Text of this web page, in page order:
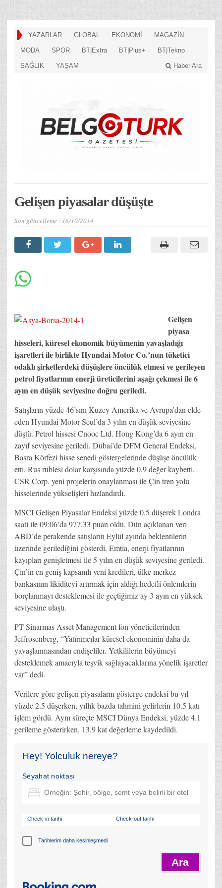
YAZARLAR GLOBAL EKONOMİ MAGAZİN
MODA SPOR BT|Extra BT|Plus+ BT|Tekno
SAĞLIK YAŞAM Haber Ara
Gelişen piyasalar düşüşte
Son güncelleme : 16/10/2014
Gelişen
piyasa
hisseleri, küresel ekonomik büyümenin yavaşladığı
işaretleri ile birlikte Hyundai Motor Co.’nun tüketici
odaklı şirketlerdeki düşüşlere öncülük etmesi ve gerileyen
petrol fiyatlarının enerji üreticilerini aşağı çekmesi ile 6
ayın en düşük seviyesine doğru geriledi.
Satışların yüzde 46’sını Kuzey Amerika ve Avrupa’dan elde
eden Hyundai Motor Seul’da 3 yılın en düşük seviyesine
düştü. Petrol hissesi Cnooc Ltd. Hong Kong’da 6 ayın en
zayıf seviyesine geriledi. Dubai’de DFM General Endeksi,
Basra Körfezi hisse senedi göstergelerinde düşüşe öncülük
etti. Rus rublesi dolar karşısında yüzde 0.9 değer kaybetti.
CSR Corp. yeni projelerin onaylanması ile Çin tren yolu
hisselerinde yükselişleri hızlandırdı.
MSCI Gelişen Piyasalar Endeksi yüzde 0.5 düşerek Londra
saati ile 09:06’da 977.33 puan oldu. Dün açıklanan veri
ABD’de perakende satışların Eylül ayında beklentilerin
üzerinde gerilediğini gösterdi. Emtia, enerji fiyatlarının
kayıpları genişletmesi ile 5 yılın en düşük seviyesine geriledi.
Çin’in en geniş kapsamlı yeni kredileri, ülke merkez
bankasının likiditeyi artırmak için aldığı hedefli önlemlerin
borçlanmayı desteklemesi ile geçtiğimiz ay 3 ayın en yüksek
seviyesine ulaştı.
PT Sinarmas Asset Management fon yöneticilerinden
Jeffrosenberg, “Yatırımcılar küresel ekonominin daha da
yavaşlanmasından endişeliler. Yetkililerin büyümeyi
desteklemek amacıyla teşvik sağlayacaklarına yönelik işaretler
var” dedi.
Verilere göre gelişen piyasaların gösterge endeksi bu yıl
yüzde 2.5 düşerken, yıllık bazda tahmini gelirlerin 10.5 katı
işlem gördü. Aynı süreçte MSCI Dünya Endeksi, yüzde 4.1
gerileme gösterirken, 13.9 kat değerleme kaydedildi.
Hey! Yolculuk nereye?
Seyahat noktası
Check-in tarihi Check-out tarihi
Tarihlerim daha kesinleşmedi